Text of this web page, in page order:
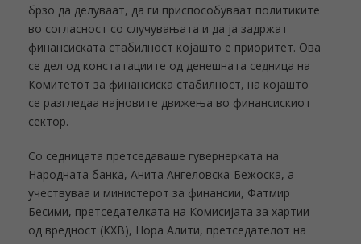
брзо да делуваат, да ги приспособуваат политиките
во согласност со случувањата и да ја задржат
финансиската стабилност којашто е приоритет. Ова
се дел од констатациите од денешната седница на
Комитетот за финансиска стабилност, на којашто
се разгледаа најновите движења во финансискиот
сектор.
Со седницата претседаваше гувернерката на
Народната банка, Анита Ангеловска-Бежоска, а
учествуваа и министерот за финансии, Фатмир
Бесими, претседателката на Комисијата за хартии
од вредност (КХВ), Нора Алити, претседателот на